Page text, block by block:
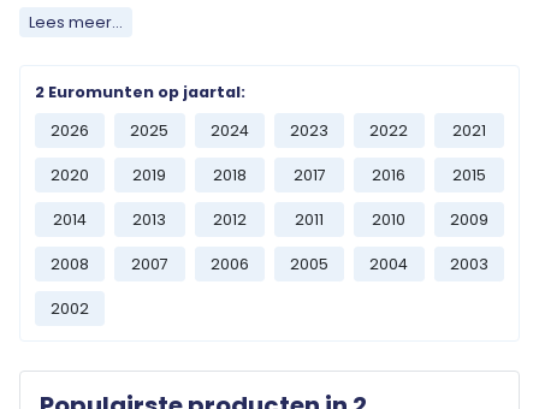
verzamelen van 2 euromunten gebeurt over de gehele
verzameling.
Ontdek het ruime en diverse aanbod uit2015
, en bestel
vandaag nog één of meerdere stukjes geschiedenis van
2015 ? Neem contact met ons op en wij zullen ons
best doen om deze uitgifte voor u te bemachtigen.
Lees meer...
2 Euromunten op jaartal:
2026
2025 2024 2023 2022 2021
2020 2019 2018 2017 2016 2015
2014 2013 2012 2011 2010 2009
2008 2007 2006 2005 2004 2003
2002